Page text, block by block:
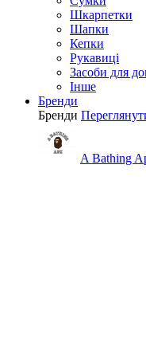
Шкарпетки
Шапки
Кепки
Рукавиці
Засоби для
Інше
Бренди
Бренди
A Bathing